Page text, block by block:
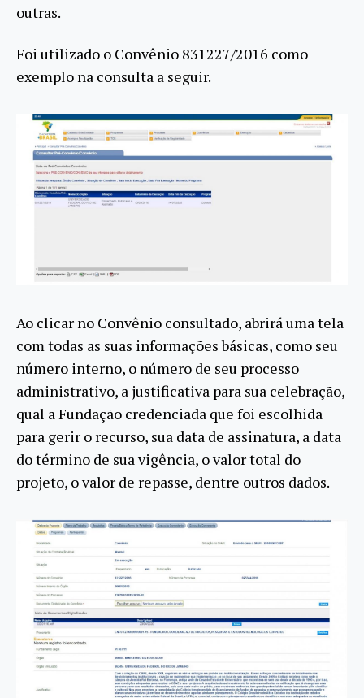
outras.
Foi utilizado o Convênio 831227/2016 como
exemplo na consulta a seguir.
Ao clicar no Convênio consultado, abrirá uma tela
com todas as suas informações básicas, como seu
número interno, o número de seu processo
administrativo, a justificativa para sua celebração,
qual a Fundação credenciada que foi escolhida
para gerir o recurso, sua data de assinatura, a data
do término de sua vigência, o valor total do
projeto, o valor de repasse, dentre outros dados.